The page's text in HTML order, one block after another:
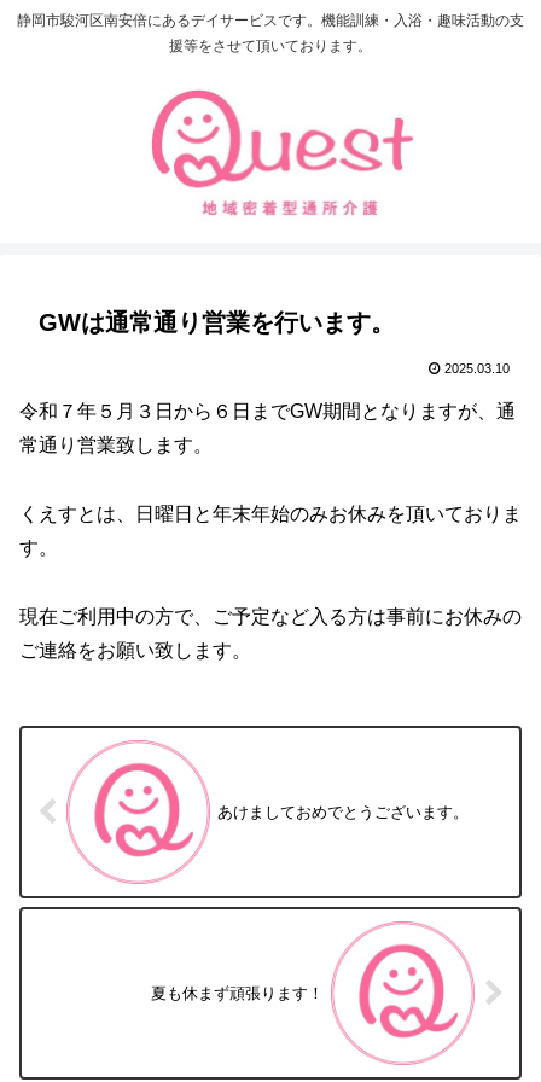
静岡市駿河区南安倍にあるデイサービスです。機能訓練・入浴・趣味活動の支
援等をさせて頂いております。
GWは通常通り営業を行います。
2025.03.10
令和７年５月３日から６日までGW期間となりますが、通
常通り営業致します。
くえすとは、日曜日と年末年始のみお休みを頂いておりま
す。
現在ご利用中の方で、ご予定など入る方は事前にお休みの
ご連絡をお願い致します。
あけましておめでとうございます。
夏も休まず頑張ります！